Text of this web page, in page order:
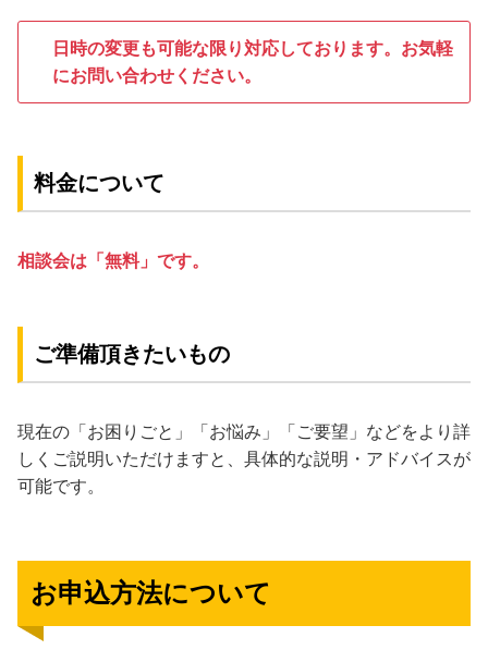
日時の変更も可能な限り対応しております。お気軽
にお問い合わせください。
料金について
相談会は「無料」です。
ご準備頂きたいもの
現在の「お困りごと」「お悩み」「ご要望」などをより詳
しくご説明いただけますと、具体的な説明・アドバイスが
可能です。
お申込方法について